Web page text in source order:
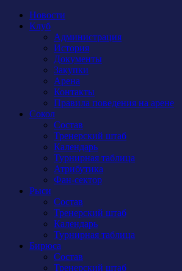
Новости
Клуб
Администрация
История
Документы
Закупки
Арена
Контакты
Правила поведения на арене
Сокол
Состав
Тренерский штаб
Календарь
Турнирная таблица
Атрибутика
Фан-сектор
Рыси
Состав
Тренерский штаб
Календарь
Турнирная таблица
Бирюса
Состав
Тренерский штаб